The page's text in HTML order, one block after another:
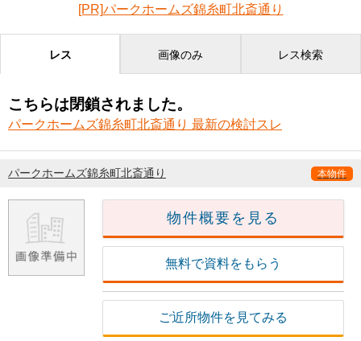
[PR]パークホームズ錦糸町北斎通り
レス 画像のみ レス検索
こちらは閉鎖されました。
パークホームズ錦糸町北斎通り 最新の検討スレ
パークホームズ錦糸町北斎通り 本物件
物件概要を見る
無料で資料をもらう
ご近所物件を見てみる